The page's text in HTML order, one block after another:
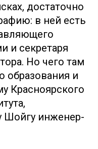
достаточно
в ней есть
и секретаря
Но чего там
образования и
Красноярского
Шойгу инженер-